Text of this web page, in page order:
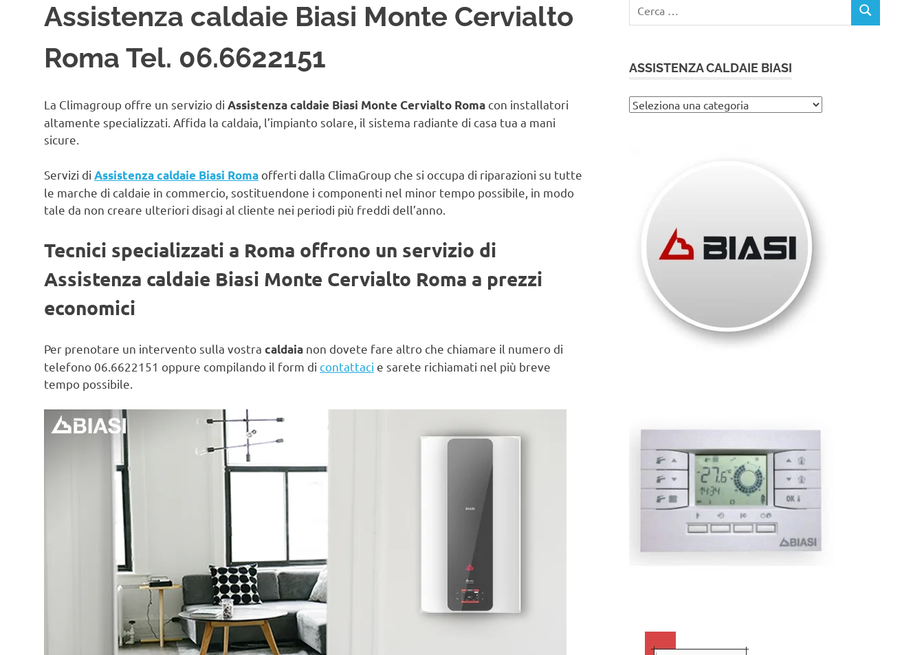
Assistenza caldaie Biasi Monte Cervialto
Roma Tel. 06.6622151
La Climagroup offre un servizio di Assistenza caldaie Biasi Monte Cervialto Roma con installatori
altamente specializzati. Affida la caldaia, l’impianto solare, il sistema radiante di casa tua a mani
sicure.
Servizi di Assistenza caldaie Biasi Roma offerti dalla ClimaGroup che si occupa di riparazioni su tutte
le marche di caldaie in commercio, sostituendone i componenti nel minor tempo possibile, in modo
tale da non creare ulteriori disagi al cliente nei periodi più freddi dell’anno.
Tecnici specializzati a Roma offrono un servizio di
Assistenza caldaie Biasi Monte Cervialto Roma a prezzi
economici
Per prenotare un intervento sulla vostra caldaia non dovete fare altro che chiamare il numero di
telefono 06.6622151 oppure compilando il form di contattaci e sarete richiamati nel più breve
tempo possibile.
per:
CERCA
ASSISTENZA CALDAIE BIASI
Assistenza